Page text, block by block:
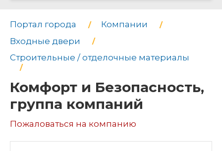
Портал города
Компании
Входные двери
Строительные / отделочные материалы
Комфорт и Безопасность,
группа компаний
Пожаловаться на компанию